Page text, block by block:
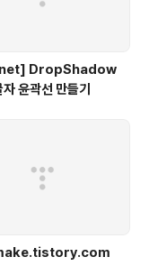
DropShadow
윤곽선 만들기